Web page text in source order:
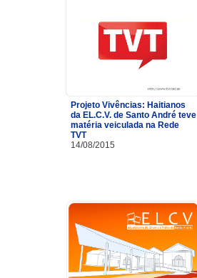
Projeto Vivências: Haitianos
da EL.C.V. de Santo André teve
matéria veiculada na Rede
TVT
14/08/2015